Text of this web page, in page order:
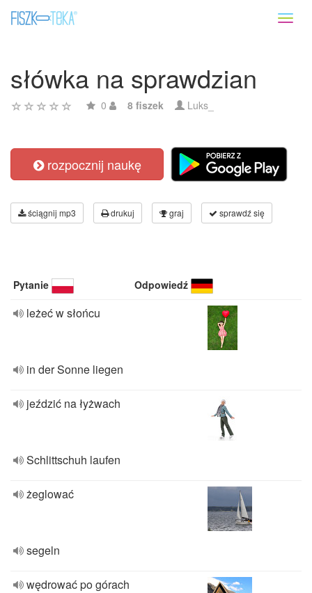
słówka na sprawdzian
0 8 fiszek Luks_
rozpocznij naukę
ściągnij mp3 drukuj graj sprawdź się
Pytanie Odpowiedź
leżeć w słońcu
in der Sonne liegen
jeździć na łyżwach
Schlittschuh laufen
żeglować
segeln
wędrować po górach